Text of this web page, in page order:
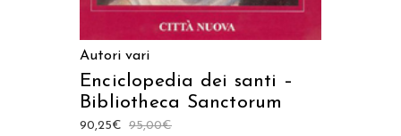
Autori vari
Enciclopedia dei santi –
Bibliotheca Sanctorum
95,00€
90,25€